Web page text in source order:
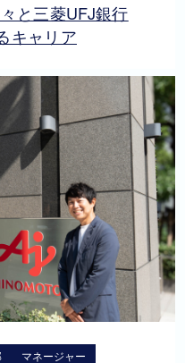
と三菱UFJ銀行
キャリア
マネージャー